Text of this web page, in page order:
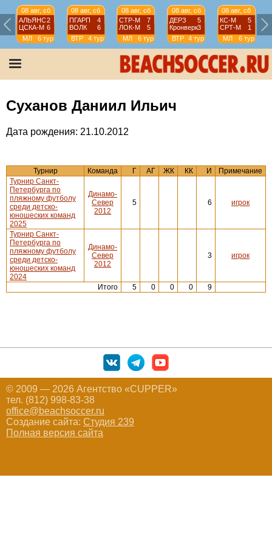
08 авг, сб
АЛЬЯНС2
ЦСКА-М 6
МЛ
6 тур
08 авг, сб
ПГАРП
4
ВОЛК
6
ВТР
4 тур
08 авг, сб
СТР-М
7
ЛОК-М
5
МЛ
6 тур
08 авг, сб
ДЕРЗ
5
Кронверк3
ВТР
4 тур
08 авг, сб
КС-М
5
СРТ-М
1
МЛ
6 тур
Суханов Даниил Ильич
Дата рождения: 21.10.2012
Турнир Команда Г АГ ЖК КК И
Примечание
Турнир Санкт-
Петербурга по
пляжному футболу
среди детско-
юношеских команд
2025
Динамо-
Север
2012
5 6 игрок
Турнир Санкт-
Петербурга по
пляжному футболу
среди детско-
юношеских команд
2024
Динамо-
Север
2012
3 игрок
Итого 5 0 0 0 9
© 2009 — 2026 Агентство «CUPPER»
тел. (812) 998-83-38
office@beachsoccer.ru
Создание сайта: Студия 239
Полная версия сайта